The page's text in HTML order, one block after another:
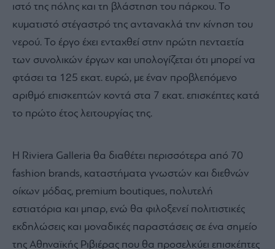
ιστό της πόλης και τη βλάστηση του πάρκου. Το
κυματιστό στέγαστρό της αντανακλά την κίνηση του
νερού. Το έργο έχει ενταχθεί στην πρώτη πενταετία
των συνολικών έργων και υπολογίζεται ότι μπορεί να
φτάσει τα 125 εκατ. ευρώ, με έναν προβλεπόμενο
αριθμό επισκεπτών κοντά στα 7 εκατ. επισκέπτες κατά
το πρώτο έτος λειτουργίας της.
Η Riviera Galleria θα διαθέτει περισσότερα από 70
fashion brands, καταστήματα γνωστών και διεθνών
οίκων μόδας, premium boutiques, πολυτελή
εστιατόρια και μπαρ, ενώ θα φιλοξενεί πολιτιστικές
εκδηλώσεις και μοναδικές παραστάσεις σε ένα σημείο
της Αθηναϊκής Ριβιέρας που θα προσελκύει επισκέπτες